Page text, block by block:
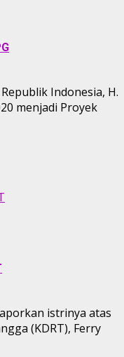
Indonesia, H.
menjadi Proyek
istrinya atas
(KDRT), Ferry